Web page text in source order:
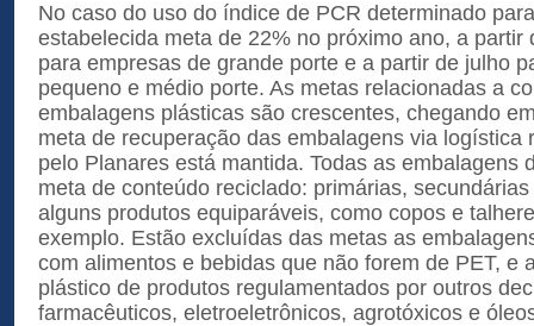
No caso do uso do índice de PCR determinado
estabelecida meta de 22% no próximo ano, a partir
para empresas de grande porte e a partir de julho
pequeno e médio porte. As metas relacionadas a
embalagens plásticas são crescentes, chegando
meta de recuperação das embalagens via logística
pelo Planares está mantida. Todas as embalagens
meta de conteúdo reciclado: primárias,
alguns produtos equiparáveis, como copos e
exemplo. Estão excluídas das metas as
com alimentos e bebidas que não forem de PET, e
plástico de produtos regulamentados por outros
farmacêuticos, eletroeletrônicos, agrotóxicos e